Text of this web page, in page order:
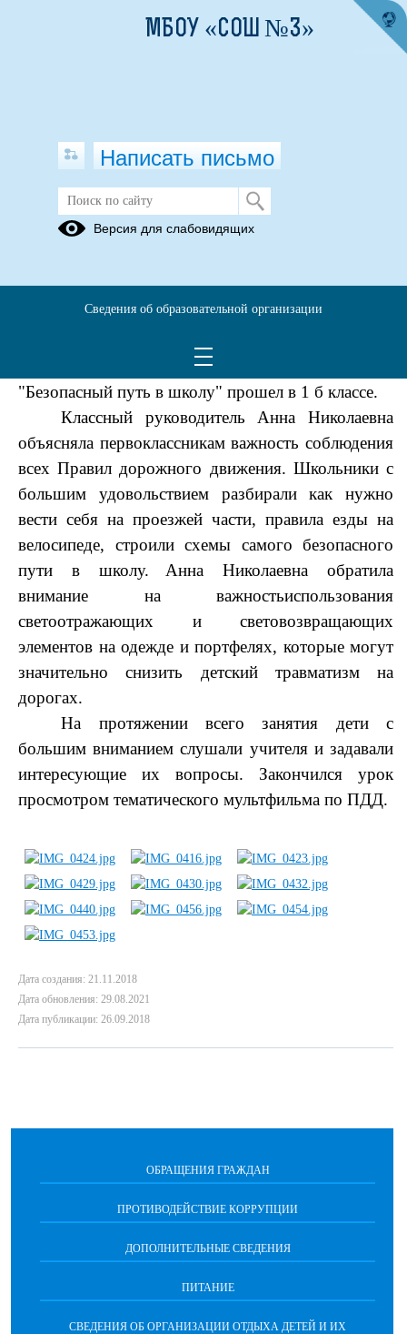
Первому "Б" о ПДД
Традиционно в начале учебного года
педагоги Верхнесалдинской школы № 3
безопасности. 26 сентября урок на тему
"Безопасный путь в школу" прошел в 1 б классе.
Классный руководитель Анна Николаевна
объясняла первоклассникам важность соблюдения
всех Правил дорожного движения. Школьники с
большим удовольствием разбирали как нужно
вести себя на проезжей части, правила езды на
велосипеде, строили схемы самого безопасного
пути в школу.
Анна Николаевна обратила
внимание на важностьиспользования
светоотражающих и световозвращающих
элементов на одежде и портфелях, которые могут
значительно снизить детский травматизм на
дорогах.
На протяжении всего занятия дети с
большим вниманием слушали учителя и задавали
интересующие их вопросы. Закончился урок
просмотром тематического мультфильма по ПДД.
Дата создания: 21.11.2018
Дата обновления: 29.08.2021
Дата публикации: 26.09.2018
ОБРАЩЕНИЯ ГРАЖДАН
ПРОТИВОДЕЙСТВИЕ КОРРУПЦИИ
ДОПОЛНИТЕЛЬНЫЕ СВЕДЕНИЯ
ПИТАНИЕ
СВЕДЕНИЯ ОБ ОРГАНИЗАЦИИ ОТДЫХА ДЕТЕЙ И ИХ
МБОУ «СОШ №3»
Написать письмо
Версия для слабовидящих
Сведения об образовательной организации